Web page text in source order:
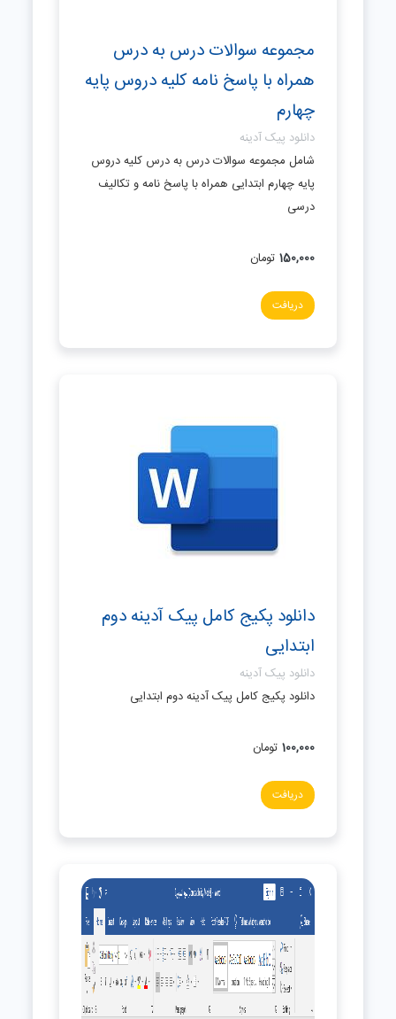
مجموعه سوالات درس به درس
همراه با پاسخ نامه کلیه دروس پایه
چهارم
دانلود پیک آدینه
شامل مجموعه سوالات درس به درس کلیه دروس
پایه چهارم ابتدایی همراه با پاسخ نامه و تکالیف
درسی
150,000 تومان
دریافت
دانلود پکیج کامل پیک آدینه دوم
ابتدایی
دانلود پیک آدینه
دانلود پکیج کامل پیک آدینه دوم ابتدایی
100,000 تومان
دریافت